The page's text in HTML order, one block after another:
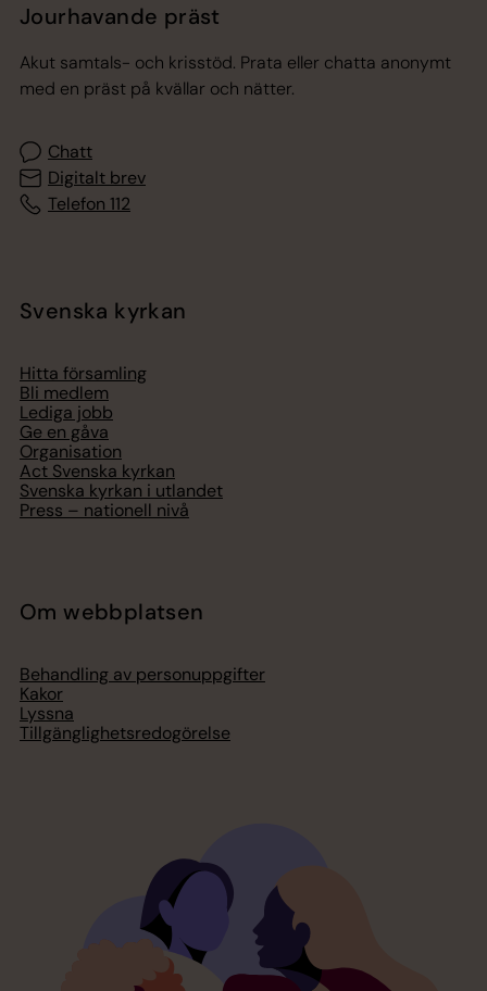
Jourhavande präst
Akut samtals- och krisstöd. Prata eller chatta anonymt
med en präst på kvällar och nätter.
Chatt
Digitalt brev
Telefon 112
Svenska kyrkan
Hitta församling
Bli medlem
Lediga jobb
Ge en gåva
Organisation
Act Svenska kyrkan
Svenska kyrkan i utlandet
Press – nationell nivå
Om webbplatsen
Behandling av personuppgifter
Kakor
Lyssna
Tillgänglighetsredogörelse